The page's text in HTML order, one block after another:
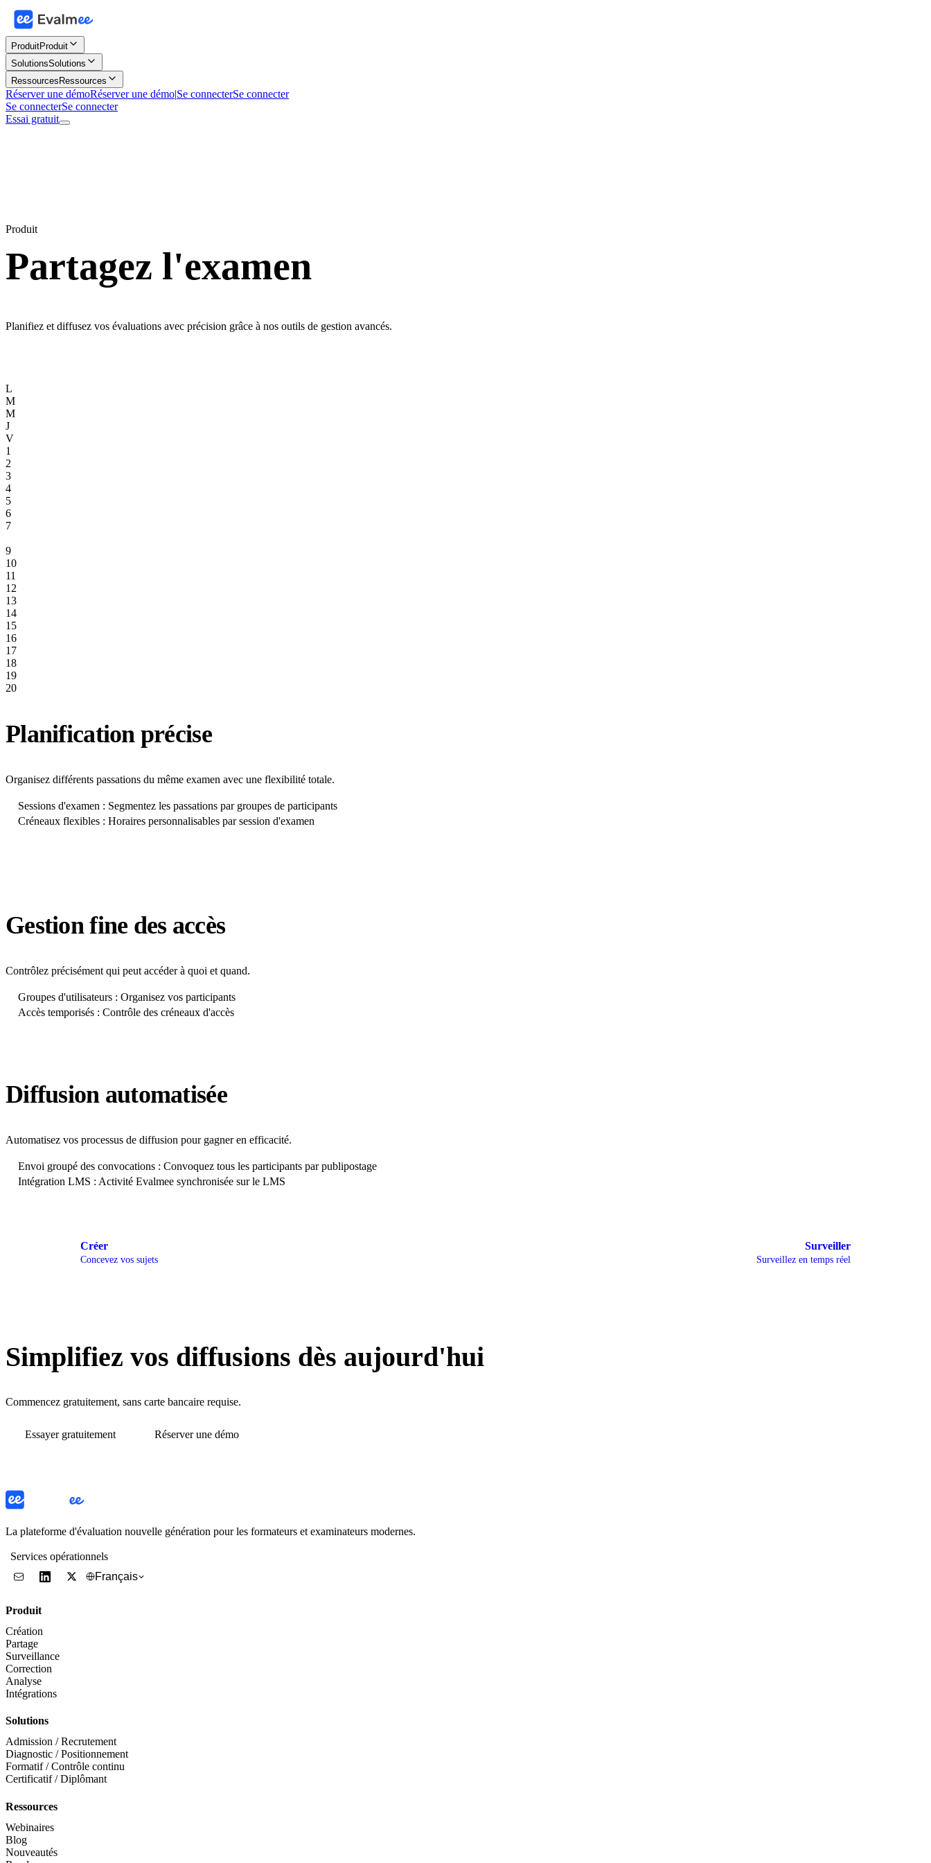
ProduitProduit
SolutionsSolutions
Ressources Ressources
Réserver une démoRéserver une démo|Se connecterSe connecter
Se connecterSe connecter
Essai gratuit
Produit
Partagez l'examen
Planifiez et diffusez vos évaluations avec précision grâce à nos outils de gestion avancés.
L
M
M
J
V
1
2
3
4
5
6
7
9
10
11
12
13
14
15
16
17
18
19
20
Planification précise
Organisez différents passations du même examen avec une flexibilité totale.
Sessions d'examen : Segmentez les passations par groupes de participants
Créneaux flexibles : Horaires personnalisables par session d'examen
Gestion fine des accès
Contrôlez précisément qui peut accéder à quoi et quand.
Groupes d'utilisateurs : Organisez vos participants
Accès temporisés : Contrôle des créneaux d'accès
Diffusion automatisée
Automatisez vos processus de diffusion pour gagner en efficacité.
Envoi groupé des convocations : Convoquez tous les participants par publipostage
Intégration LMS : Activité Evalmee synchronisée sur le LMS
Créer
Concevez vos sujets
Surveiller
Surveillez en temps réel
Simplifiez vos diffusions dès aujourd'hui
Commencez gratuitement, sans carte bancaire requise.
Essayer gratuitement Réserver une démo
La plateforme d'évaluation nouvelle génération pour les formateurs et examinateurs modernes.
Services opérationnels
Français
Produit
Création
Partage
Surveillance
Correction
Analyse
Intégrations
Solutions
Admission / Recrutement
Diagnostic / Positionnement
Formatif / Contrôle continu
Certificatif / Diplômant
Ressources
Webinaires
Blog
Nouveautés